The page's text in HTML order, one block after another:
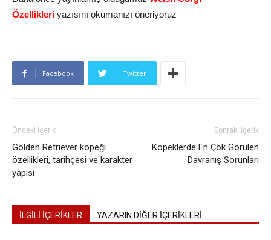
Özellikleri yazısını okumanızı öneriyoruz
Facebook Twitter
Önceki İçerik
Golden Retriever köpeği
özellikleri, tarihçesi ve karakter
yapısı
Sonraki İçerik
Köpeklerde En Çok Görülen
Davranış Sorunları
İLGİLİ İÇERİKLER YAZARIN DİĞER İÇERİKLERİ